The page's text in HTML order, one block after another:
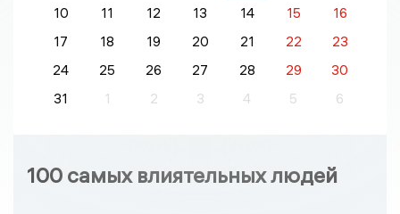
10
11 12 13 14 15
16
17
18 19 20 21 22
23
24
25 26 27 28 29
30
31
1 2 3 4 5 6
100 самых влиятельных людей